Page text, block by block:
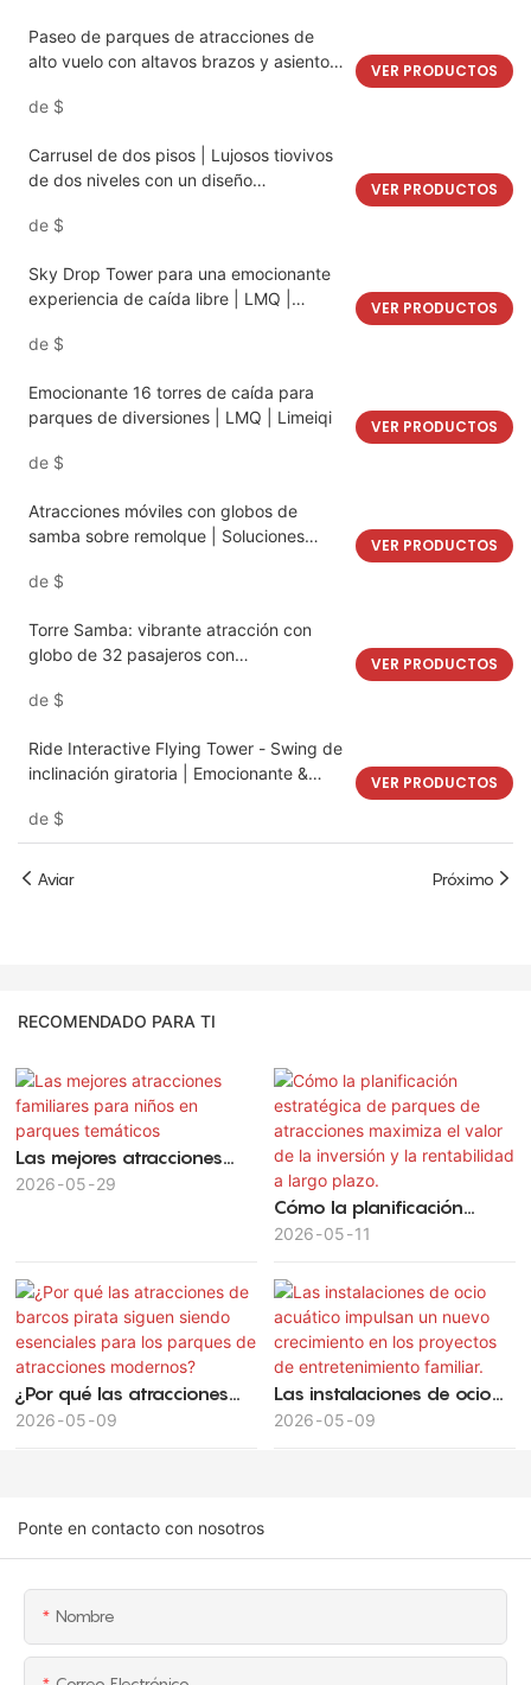
Paseo de parques de atracciones de
alto vuelo con altavos brazos y asientos
de $
VER PRODUCTOS
Carrusel de dos pisos | Lujosos tiovivos
de dos niveles con un diseño
| Limeiqi
de $
VER PRODUCTOS
Sky Drop Tower para una emocionante
experiencia de caída libre | LMQ |
de $
VER PRODUCTOS
Emocionante 16 torres de caída para
parques de diversiones | LMQ | Limeiqi
de $
VER PRODUCTOS
Atracciones móviles con globos de
samba sobre remolque | Soluciones
de $
VER PRODUCTOS
Torre Samba: vibrante atracción con
globo de 32 pasajeros con
Limeiqi
de $
VER PRODUCTOS
Ride Interactive Flying Tower - Swing de
inclinación giratoria | Emocionante &
parques de atracciones & Playgrounds |
LMQ | Limeiqi
de $
VER PRODUCTOS
Aviar Próximo
RECOMENDADO PARA TI
Las mejores atracciones
familiares para niños en
2026 05 29
Cómo la planificación
estratégica de parques de
valor de la inversión y la
rentabilidad a largo plazo.
2026 05 11
¿Por qué las atracciones
de barcos pirata siguen
2026 05 09
Las instalaciones de ocio
acuático impulsan un
2026 05 09
Ponte en contacto con nosotros
Nombre